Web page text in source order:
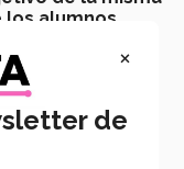
alumnos
potencial y
se les ofrece
propuesta en
×
de